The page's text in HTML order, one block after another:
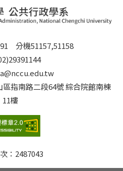
分機51157,51158
指南路二段64號 綜合院館南棟
11樓
： 2487043